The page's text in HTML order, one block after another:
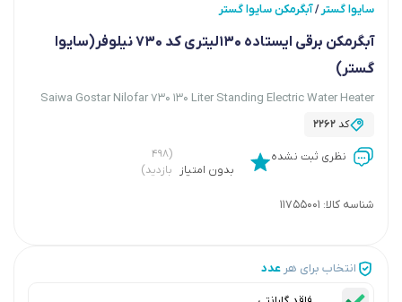
سایوا گستر /آبگرمکن سایوا گستر
آبگرمکن برقی ایستاده 130لیتری کد 730 نیلوفر(سایوا
گستر)
Saiwa Gostar Nilofar 730 130 Liter Standing Electric Water Heater
کد2262
نظری ثبت نشده
بدون امتیاز
(۴۹۸
بازدید)
شناسه کالا: 11755001
انتخاب برای هر عدد